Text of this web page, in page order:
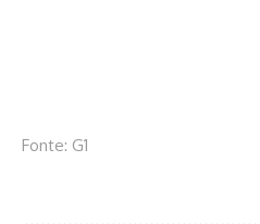
Fonte: G1